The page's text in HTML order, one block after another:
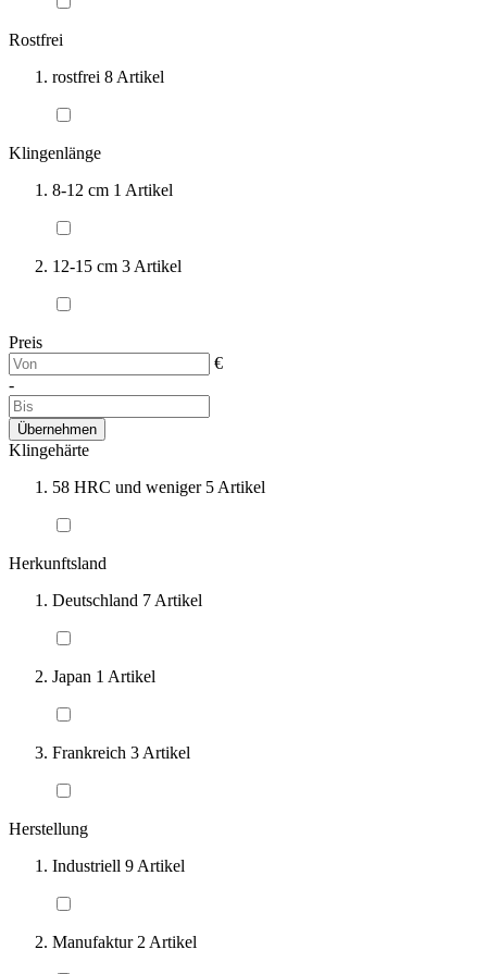
Rostfrei
rostfrei 8 Artikel
Klingenlänge
8-12 cm 1 Artikel
12-15 cm 3 Artikel
Preis
€
-
Übernehmen
Klingehärte
58 HRC und weniger 5 Artikel
Herkunftsland
Deutschland 7 Artikel
Japan 1 Artikel
Frankreich 3 Artikel
Herstellung
Industriell 9 Artikel
Manufaktur 2 Artikel